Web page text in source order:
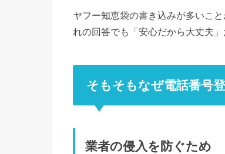
ヤフー知恵袋の書き込みが多いこ
れの回答でも「安心だから大丈夫
そもそもなぜ電話番号
業者の侵入を防ぐため